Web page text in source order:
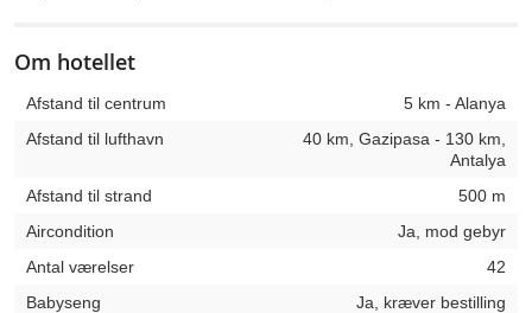
Om hotellet
Afstand til centrum
5 km - Alanya
Afstand til lufthavn
40 km, Gazipasa - 130 km,
Antalya
Afstand til strand
500 m
Aircondition
Ja, mod gebyr
Antal værelser
42
Babyseng
Ja, kræver bestilling